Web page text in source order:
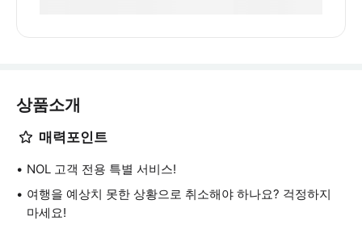
상품소개
매력포인트
NOL 고객 전용 특별 서비스!
여행을 예상치 못한 상황으로 취소해야 하나요? 걱정하지
마세요!